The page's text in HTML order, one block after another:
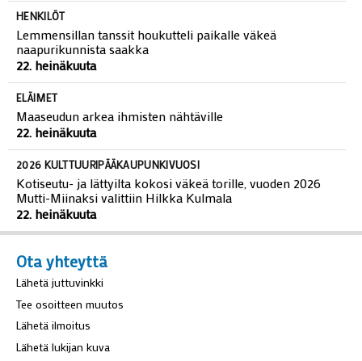
HENKILÖT
Lemmensillan tanssit houkutteli paikalle väkeä
naapurikunnista saakka
22. heinäkuuta
ELÄIMET
Maaseudun arkea ihmisten nähtäville
22. heinäkuuta
2026 KULTTUURIPÄÄKAUPUNKIVUOSI
Kotiseutu- ja lättyilta kokosi väkeä torille, vuoden 2026
Mutti-Miinaksi valittiin Hilkka Kulmala
22. heinäkuuta
Ota yhteyttä
Lähetä juttuvinkki
Tee osoitteen muutos
Lähetä ilmoitus
Lähetä lukijan kuva